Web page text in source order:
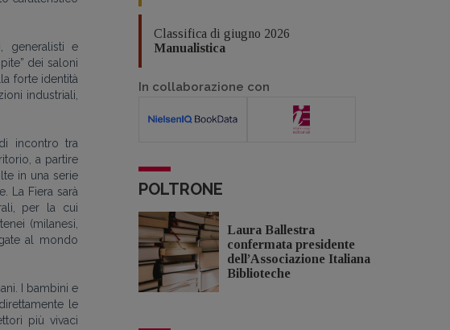
generalisti e
dei saloni
forte identità
industriali,
incontro tra
a partire
in una serie
La Fiera sarà
per la cui
(milanesi,
al mondo
I bambini e
le
più vivaci
Classifica di giugno 2026
Manualistica
In collaborazione con
POLTRONE
Laura Ballestra
confermata presidente
dell’Associazione Italiana
Biblioteche